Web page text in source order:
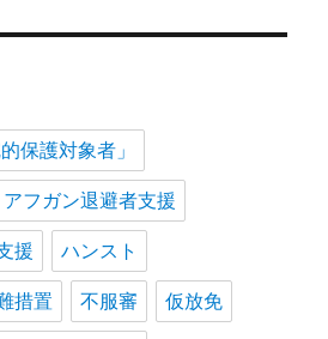
的保護対象者」
アフガン退避者支援
援 ハンスト
措置 不服審 仮放免